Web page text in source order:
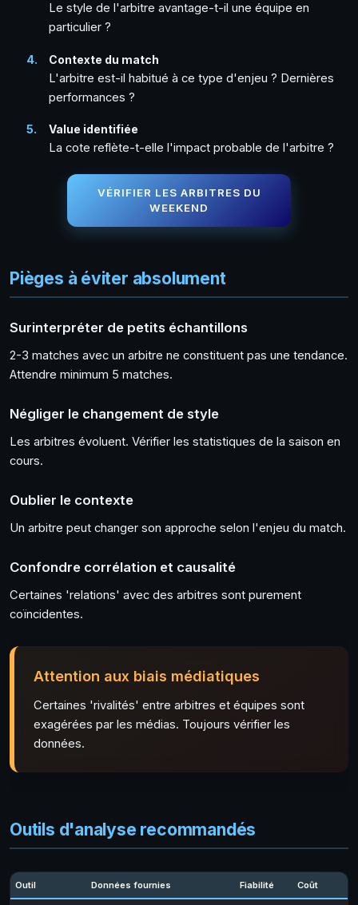
Le style de l'arbitre avantage-t-il une équipe en
particulier ?
Contexte du match
L'arbitre est-il habitué à ce type d'enjeu ? Dernières
performances ?
Value identifiée
La cote reflète-t-elle l'impact probable de l'arbitre ?
VÉRIFIER LES ARBITRES DU
WEEKEND
Pièges à éviter absolument
Surinterpréter de petits échantillons
2-3 matches avec un arbitre ne constituent pas une tendance.
Attendre minimum 5 matches.
Négliger le changement de style
Les arbitres évoluent. Vérifier les statistiques de la saison en
cours.
Oublier le contexte
Un arbitre peut changer son approche selon l'enjeu du match.
Confondre corrélation et causalité
Certaines 'relations' avec des arbitres sont purement
coïncidentes.
Attention aux biais médiatiques
Certaines 'rivalités' entre arbitres et équipes sont
exagérées par les médias. Toujours vérifier les
données.
Outils d'analyse recommandés
Outil Données fournies Fiabilité Coût